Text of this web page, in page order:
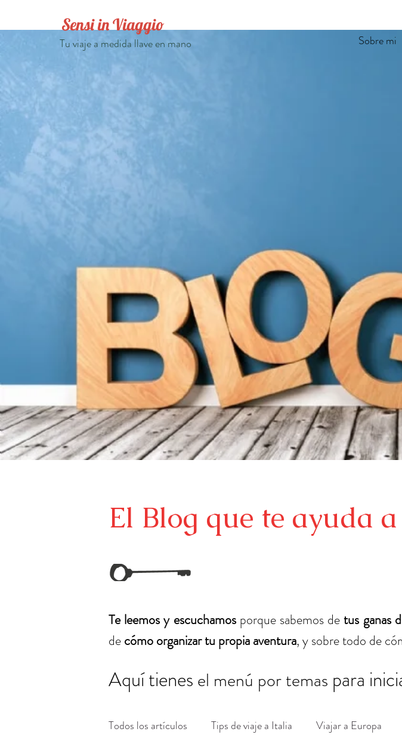
Sensi in Viaggio
Tu viaje a medida llave en mano Sobre mi
El Blog que te ayuda
Te leemos y escuchamosporque sabemos detus ganas
decómo organizar tu propia aventura, y sobre todo de
Aquí tienes el menú por temas para
Todos los artículos Tips de viaje a Italia Viajar a Europa